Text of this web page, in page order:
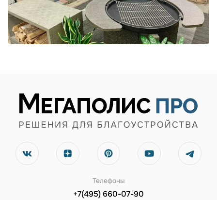
Телефоны
+7(495) 660-07-90